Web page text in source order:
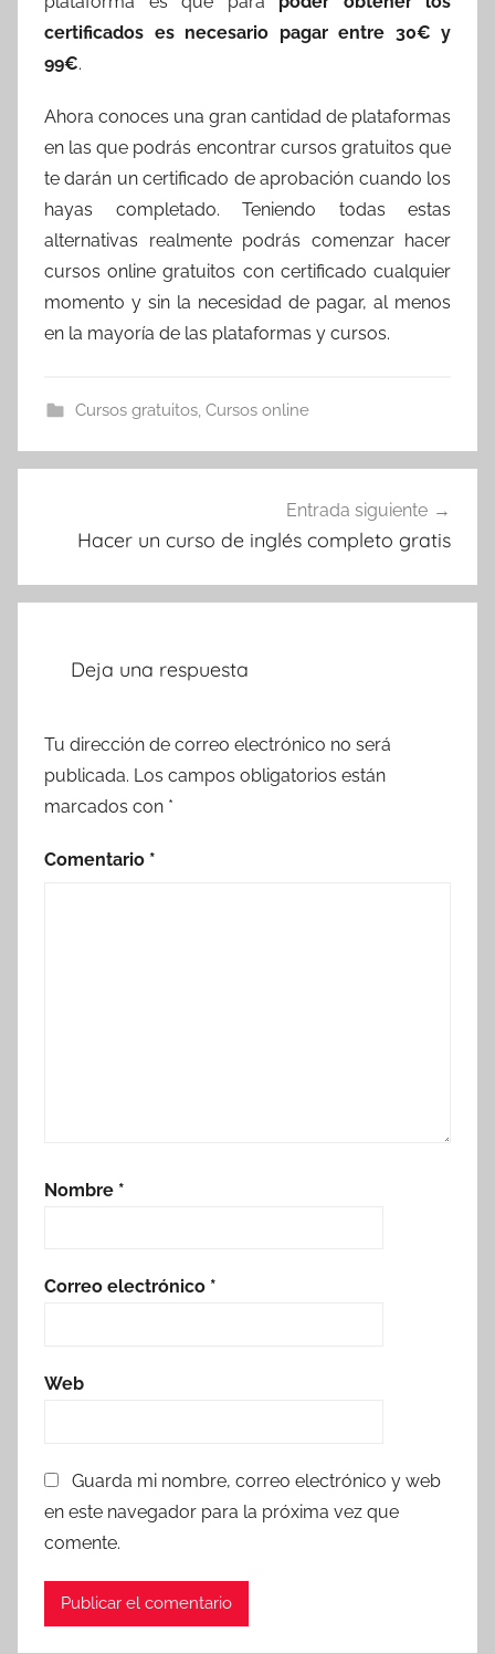
certificados es necesario pagar entre 30€ y
99€.
Ahora conoces una gran cantidad de plataformas
en las que podrás encontrar cursos gratuitos que
te darán un certificado de aprobación cuando los
hayas completado. Teniendo todas estas
alternativas realmente podrás comenzar hacer
cursos online gratuitos con certificado cualquier
momento y sin la necesidad de pagar, al menos
en la mayoría de las plataformas y cursos.
Cursos gratuitos, Cursos online
Entrada siguiente
Hacer un curso de inglés completo gratis
Deja una respuesta
Tu dirección de correo electrónico no será
publicada. Los campos obligatorios están
marcados con *
Comentario *
Nombre *
Correo electrónico *
Web
Guarda mi nombre, correo electrónico y web
en este navegador para la próxima vez que
comente.